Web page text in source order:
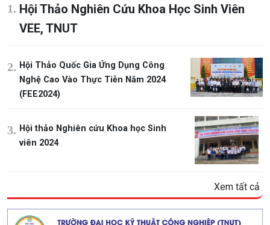
Hội Thảo Nghiên Cứu Khoa Học Sinh Viên
VEE, TNUT
Hội Thảo Quốc Gia Ứng Dụng Công
Nghệ Cao Vào Thực Tiễn Năm 2024
(FEE2024)
Hội thảo Nghiên cứu Khoa học Sinh
viên 2024
Xem tất cả